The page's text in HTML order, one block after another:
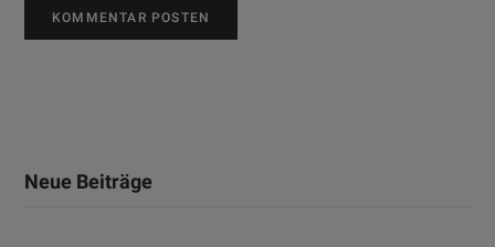
Neue Beiträge